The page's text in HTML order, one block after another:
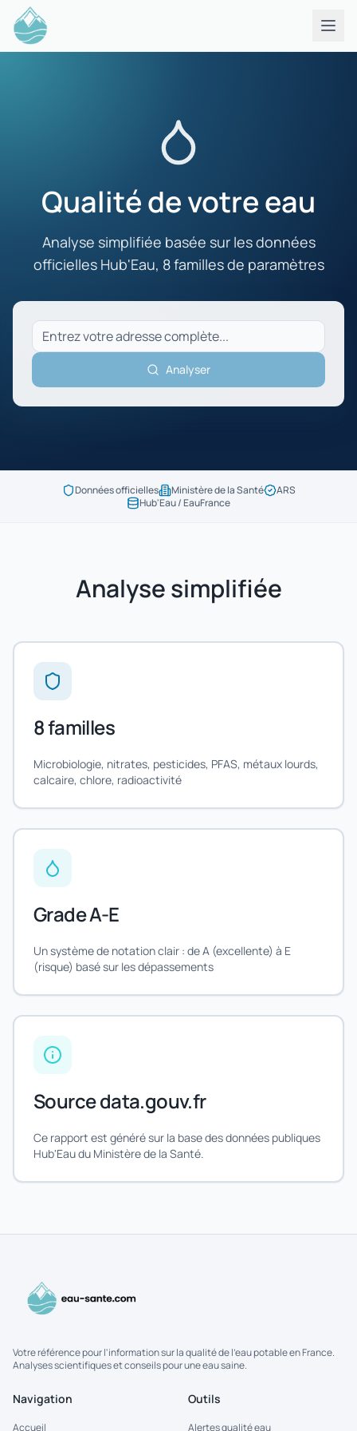
Qualité de votre eau
Analyse simplifiée basée sur les données
officielles Hub'Eau, 8 familles de paramètres
Analyser
Données officielles Ministère de la Santé
ARS
Hub'Eau / EauFrance
Analyse simplifiée
8 familles
Microbiologie, nitrates, pesticides, PFAS, métaux lourds,
calcaire, chlore, radioactivité
Grade A-E
Un système de notation clair : de A (excellente) à E
(risque) basé sur les dépassements
Source data.gouv.fr
Ce rapport est généré sur la base des données publiques
Hub'Eau du Ministère de la Santé.
Votre référence pour l'information sur la qualité de l'eau potable en France.
Analyses scientifiques et conseils pour une eau saine.
Navigation
Accueil
Outils
Alertes qualité eau